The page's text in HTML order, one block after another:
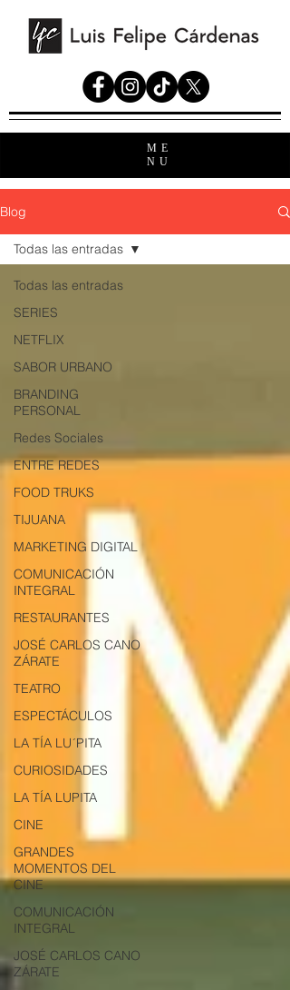
ME
NU
Blog
Todas las entradas
SERIES
NETFLIX
SABOR URBANO
BRANDING
PERSONAL
Redes Sociales
ENTRE REDES
FOOD TRUKS
TIJUANA
MARKETING DIGITAL
COMUNICACIÓN
INTEGRAL
RESTAURANTES
JOSÉ CARLOS CANO
ZÁRATE
TEATRO
ESPECTÁCULOS
LA TÍA LU´PITA
CURIOSIDADES
LA TÍA LUPITA
CINE
GRANDES
MOMENTOS DEL
CINE
COMUNICACIÓN
INTEGRAL
JOSÉ CARLOS CANO
ZÁRATE
Todas las entradas